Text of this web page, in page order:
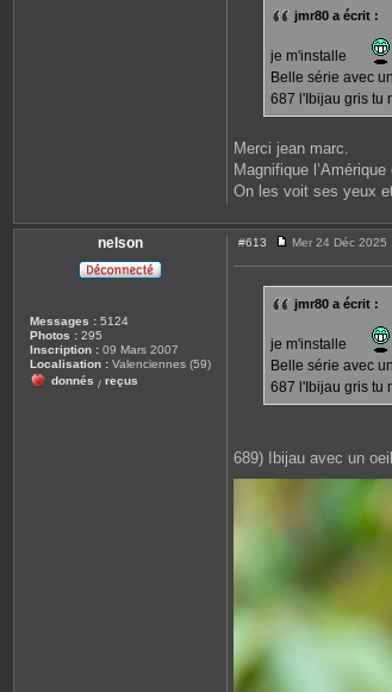
jmr80 a écrit :
je m'installe
Belle série avec
687 l'Ibijau gris tu
Merci jean marc.
Magnifique
On les voit ses yeux
nelson
Messages : 5124
Photos : 295
Inscription : 09 Mars 2007
Localisation : Valenciennes (59)
donnés / reçus
#613
e
a
e
Mer 24 Déc 2025
jmr80 a écrit :
je m'installe
Belle série avec
687 l'Ibijau gris tu
689) Ibijau avec un